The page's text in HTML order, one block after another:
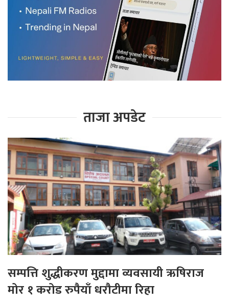
ताजा अपडेट
सम्पत्ति शुद्धीकरण मुद्दामा व्यवसायी ऋषिराज
मोर १ करोड रुपैयाँ धरौटीमा रिहा